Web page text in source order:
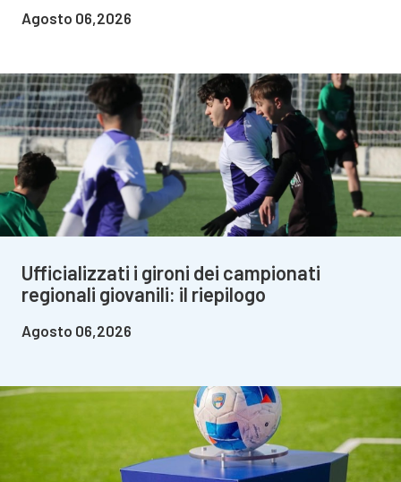
Agosto 06,2026
Ufficializzati i gironi dei campionati
regionali giovanili: il riepilogo
Agosto 06,2026